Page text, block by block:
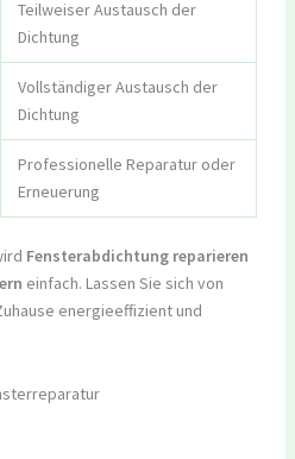
Teilweiser Austausch der
Dichtung
Vollständiger Austausch der
Dichtung
Professionelle Reparatur oder
Erneuerung
Fensterabdichtung reparieren
einfach. Lassen Sie sich von
energieeffizient und